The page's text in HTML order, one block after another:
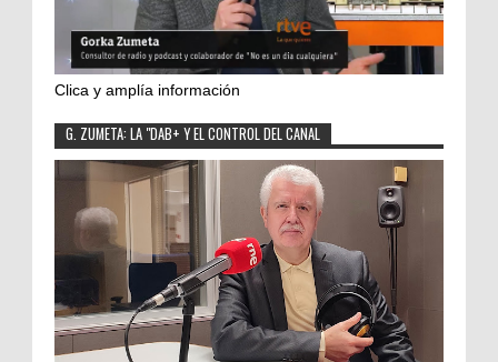
Clica y amplía información
G. ZUMETA: LA "DAB+ Y EL CONTROL DEL CANAL